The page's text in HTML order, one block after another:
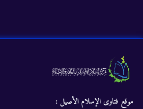
موقع فتاوى الإسلام الأصيل :